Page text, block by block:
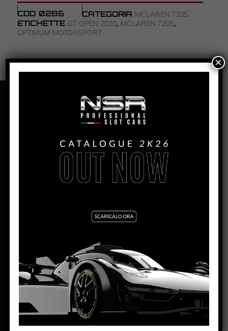
COD 0286 CATEGORIA MCLAREN 720S
ETICHETTE GT OPEN 2020, MCLAREN 720S,
OPTIMUM MOTORSPORT
PANORAMICA
MCLAREN 720S – OPTIMUM
MOTORSPORT #72 – GT OPEN
Ottobre
33.2mm (excl. rear wing)
DISTANZA ASSE POSTERIORE/GUIDA:
PESO CORPO:21.1g
SCHEDA TECNICA
×